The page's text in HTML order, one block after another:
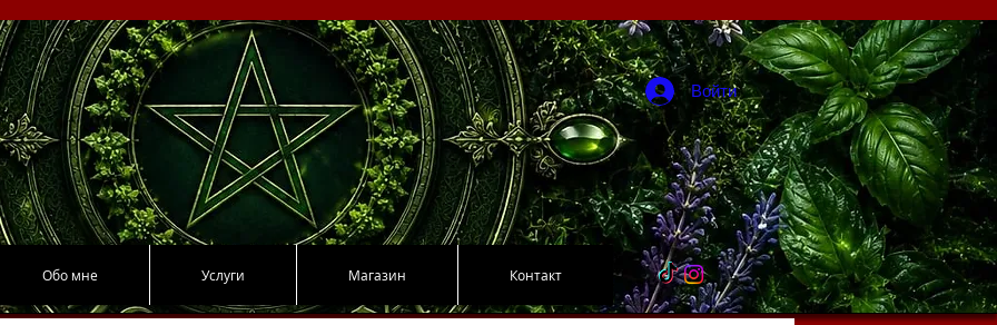
Войти
Обо мне Услуги Магазин Контакт